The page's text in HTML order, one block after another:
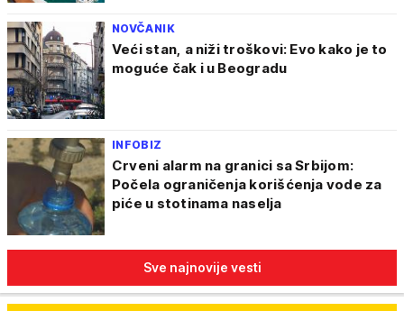
NOVČANIK
Veći stan, a niži troškovi: Evo kako je to
moguće čak i u Beogradu
INFOBIZ
Crveni alarm na granici sa Srbijom:
Počela ograničenja korišćenja vode za
piće u stotinama naselja
Sve najnovije vesti